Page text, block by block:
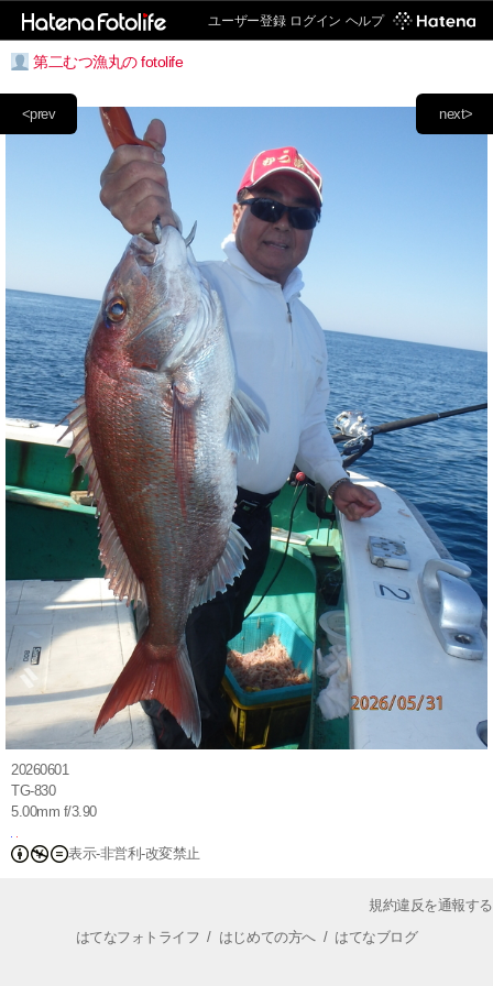
ユーザー登録 ログイン ヘルプ
第二むつ漁丸の fotolife
next>
<prev
20260601
TG-830
5.00mm f/3.90
表示-非営利-改変禁止
規約違反を通報する
はてなフォトライフ / はじめての方へ/ はてなブログ